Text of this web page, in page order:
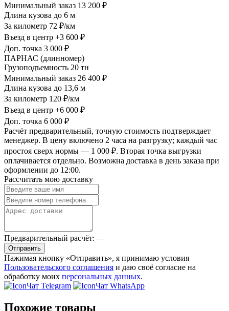
Минимальный заказ 13 200 ₽
Длина кузова до 6 м
За километр 72 ₽/км
Въезд в центр +3 600 ₽
Доп. точка 3 000 ₽
ПАРНАС (длинномер)
Грузоподъемность 20 тн
Минимальный заказ 26 400 ₽
Длина кузова до 13,6 м
За километр 120 ₽/км
Въезд в центр +6 000 ₽
Доп. точка 6 000 ₽
Расчёт предварительный, точную стоимость подтверждает
менеджер. В цену включено 2 часа на разгрузку; каждый час
простоя сверх нормы — 1 000 ₽. Вторая точка выгрузки
оплачивается отдельно. Возможна доставка в день заказа при
оформлении до 12:00.
Рассчитать мою доставку
Предварительный расчёт: —
Отправить
Нажимая кнопку «Отправить», я принимаю условия
Пользовательского соглашения и даю своё согласие на
обработку моих персональных данных.
Чат Telegram
Чат WhatsApp
Похожие товары